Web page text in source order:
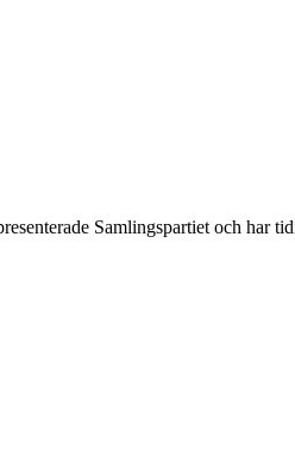
Samlingspartiet och har